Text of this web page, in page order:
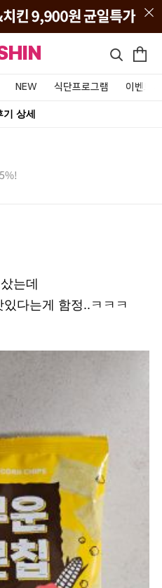
NEW 식단프로그램 이벤트&
상세
는데
다는게 함정..ㅋㅋㅋ